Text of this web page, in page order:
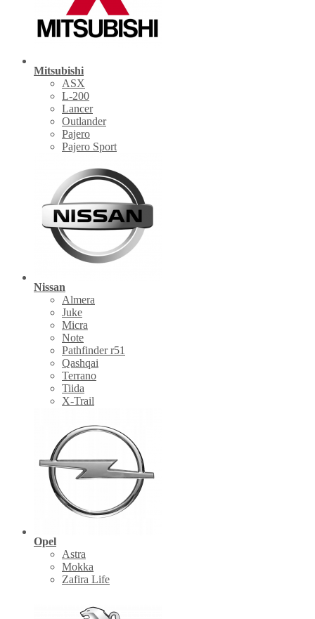
Mitsubishi
ASX
L-200
Lancer
Outlander
Pajero
Pajero Sport
Nissan
Almera
Juke
Micra
Note
Pathfinder r51
Qashqai
Terrano
Tiida
X-Trail
Opel
Astra
Mokka
Zafira Life